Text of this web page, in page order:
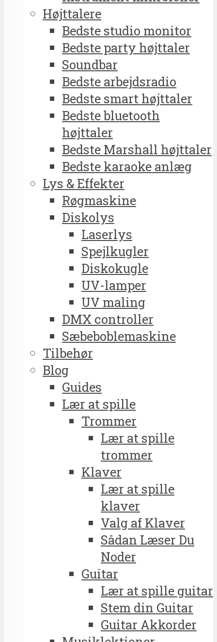
Højttalere
Bedste studio monitor
Bedste party højttaler
Soundbar
Bedste arbejdsradio
Bedste smart højttaler
Bedste bluetooth
højttaler
Bedste Marshall højttaler
Bedste karaoke anlæg
Lys & Effekter
Røgmaskine
Diskolys
Laserlys
Spejlkugler
Diskokugle
UV-lamper
UV maling
DMX controller
Sæbeboblemaskine
Tilbehør
Blog
Guides
Lær at spille
Trommer
Lær at spille
trommer
Klaver
Lær at spille
klaver
Valg af Klaver
Sådan Læser Du
Noder
Guitar
Lær at spille guitar
Stem din Guitar
Guitar Akkorder